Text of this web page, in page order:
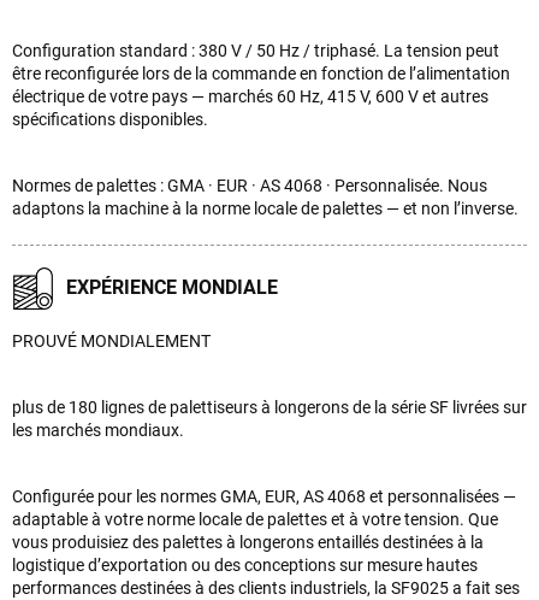
Configuration standard : 380 V / 50 Hz / triphasé. La tension peut
être reconfigurée lors de la commande en fonction de l’alimentation
électrique de votre pays — marchés 60 Hz, 415 V, 600 V et autres
spécifications disponibles.
Normes de palettes : GMA · EUR · AS 4068 · Personnalisée. Nous
adaptons la machine à la norme locale de palettes — et non l’inverse.
EXPÉRIENCE MONDIALE
PROUVÉ MONDIALEMENT
plus de 180 lignes de palettiseurs à longerons de la série SF livrées sur
les marchés mondiaux.
Configurée pour les normes GMA, EUR, AS 4068 et personnalisées —
adaptable à votre norme locale de palettes et à votre tension. Que
vous produisiez des palettes à longerons entaillés destinées à la
logistique d’exportation ou des conceptions sur mesure hautes
performances destinées à des clients industriels, la SF9025 a fait ses